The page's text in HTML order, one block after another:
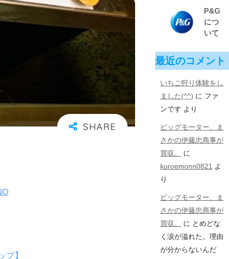
】
P&G
につ
いて
最近のコメント
いちご狩り体験をし
ました(^^) に ファ
ンです より
ビッグモーター、ま
さかの伊藤忠商事が
買収。
に
kuroemonn0821 よ
り
ビッグモーター、ま
さかの伊藤忠商事が
買収。
に とめどな
く涙が溢れた。理由
が分からないんだ